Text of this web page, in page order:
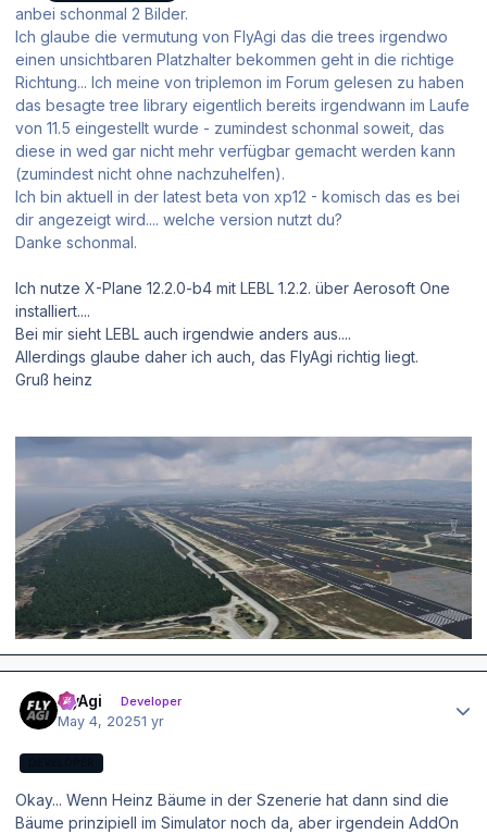
anbei schonmal 2 Bilder.
Ich glaube die vermutung von FlyAgi das die trees irgendwo
einen unsichtbaren Platzhalter bekommen geht in die richtige
Richtung... Ich meine von triplemon im Forum gelesen zu haben
das besagte tree library eigentlich bereits irgendwann im Laufe
von 11.5 eingestellt wurde - zumindest schonmal soweit, das
diese in wed gar nicht mehr verfügbar gemacht werden kann
(zumindest nicht ohne nachzuhelfen).
Ich bin aktuell in der latest beta von xp12 - komisch das es bei
dir angezeigt wird.... welche version nutzt du?
Danke schonmal.
Ich nutze X-Plane 12.2.0-b4 mit LEBL 1.2.2. über Aerosoft One
installiert....
Bei mir sieht LEBL auch irgendwie anders aus....
Allerdings glaube daher ich auch, das FlyAgi richtig liegt.
Gruß heinz
FlyAgi Developer
May 4, 20251 yr
Okay... Wenn Heinz Bäume in der Szenerie hat dann sind die
Bäume prinzipiell im Simulator noch da, aber irgendein AddOn